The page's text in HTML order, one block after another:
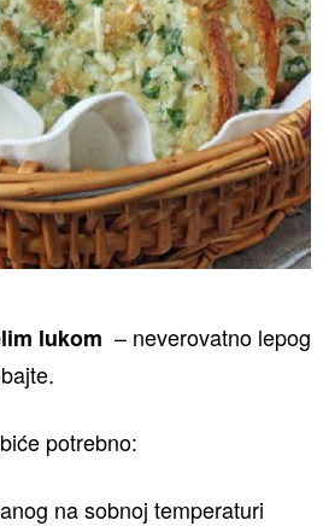
lukom – neverovatno lepog
potrebno:
na sobnoj temperaturi